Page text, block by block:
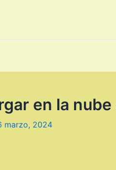
en la
marzo, 2024